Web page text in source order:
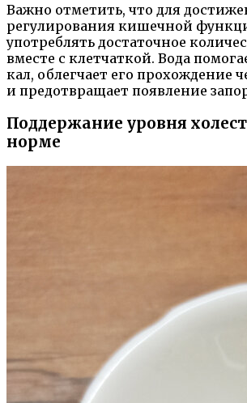
Важно отметить, что для
регулирования кишечной
употреблять достаточное
вместе с клетчаткой. Вода
кал, облегчает его прохождение
и предотвращает появление
Поддержание уровня
норме